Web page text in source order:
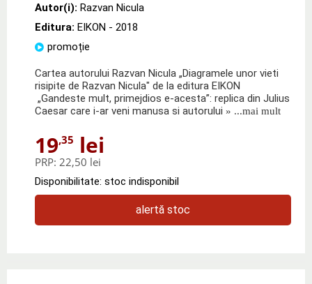
Autor(i): Razvan Nicula
Editura: EIKON - 2018
promoție
Cartea autorului Razvan Nicula „Diagramele unor vieti
risipite de Razvan Nicula" de la editura EIKON
„Gandeste mult, primejdios e-acesta”: replica din Julius
Caesar care i-ar veni manusa si autorului » ...mai mult
19,35 lei
PRP: 22,50 lei
Disponibilitate: stoc indisponibil
alertă stoc